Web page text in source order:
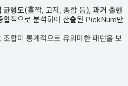
균형도(홀짝, 고저, 총합 등), 과거 출현
합적으로 분석하여 산출된 PickNum만
합이 통계적으로 유의미한 패턴을 보